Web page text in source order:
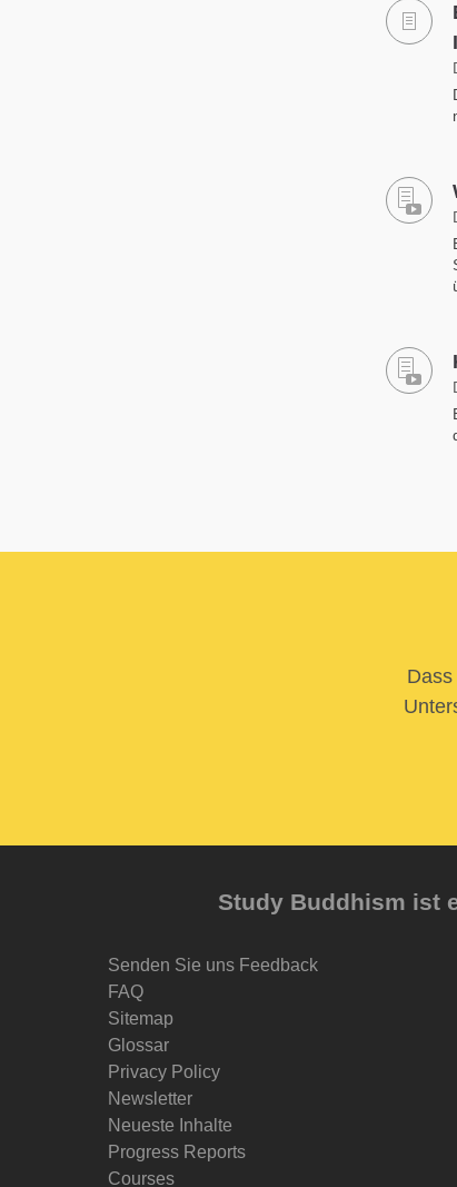
Study Buddhism ist
Senden Sie uns Feedback
FAQ
Sitemap
Glossar
Privacy Policy
Newsletter
Neueste Inhalte
Progress Reports
Courses